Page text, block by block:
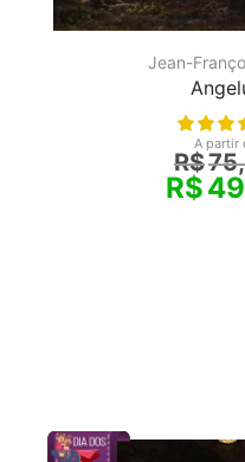
Jean-
A partir
R$
R$